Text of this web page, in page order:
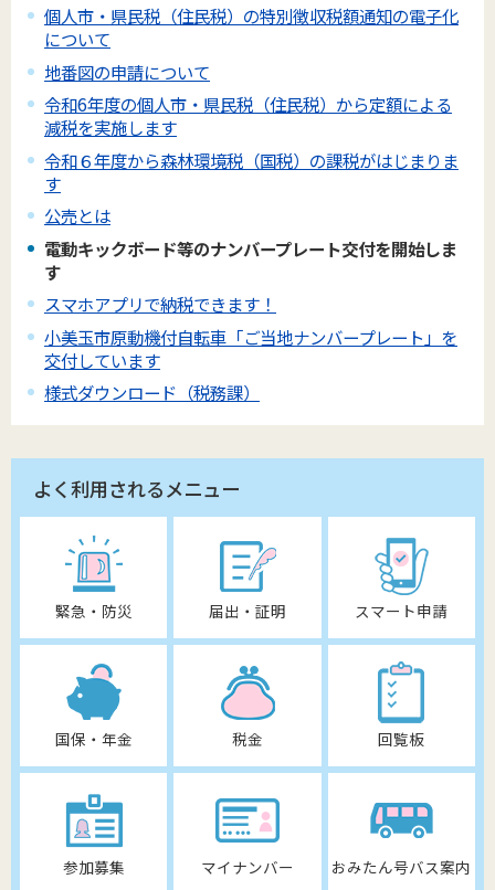
個人市・県民税（住民税）の特別徴収税額通知の電子化
について
地番図の申請について
令和6年度の個人市・県民税（住民税）から定額による
減税を実施します
令和６年度から森林環境税（国税）の課税がはじまりま
す
公売とは
電動キックボード等のナンバープレート交付を開始しま
す
スマホアプリで納税できます！
小美玉市原動機付自転車「ご当地ナンバープレート」を
交付しています
様式ダウンロード（税務課）
よく利用されるメニュー
緊急・防災 届出・証明 スマート申請
国保・年金 税金 回覧板
参加募集 マイナンバー おみたん号バス案内